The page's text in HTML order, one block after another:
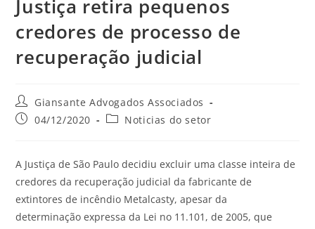
Justiça retira pequenos
credores de processo de
recuperação judicial
Giansante Advogados Associados
04/12/2020
Noticias do setor
A Justiça de São Paulo decidiu excluir uma classe inteira de
credores da recuperação judicial da fabricante de
extintores de incêndio Metalcasty, apesar da
determinação expressa da Lei no 11.101, de 2005, que